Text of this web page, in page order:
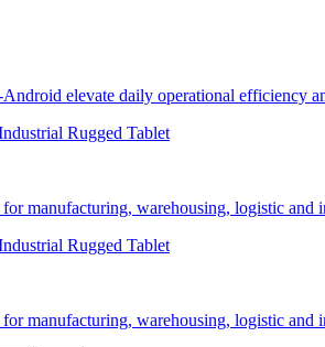
elevate daily operational efficiency
manufacturing, warehousing, logistic and
manufacturing, warehousing, logistic and